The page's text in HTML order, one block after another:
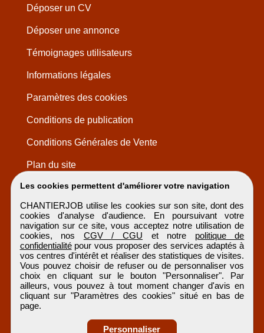
Les cookies permettent d'améliorer votre navigation
CHANTIERJOB utilise les cookies sur son site, dont des
cookies d'analyse d'audience. En poursuivant votre
navigation sur ce site, vous acceptez notre utilisation de
cookies, nos CGV / CGU et notre politique de
confidentialitépour vous proposer des services adaptés à
vos centres d'intérêt et réaliser des statistiques de visites.
Vous pouvez choisir de refuser ou de personnaliser vos
choix en cliquant sur le bouton "Personnaliser". Par
ailleurs, vous pouvez à tout moment changer d'avis en
cliquant sur "Paramètres des cookies" situé en bas de
page.
Personnaliser
Déposer un CV
Déposer une annonce
Témoignages utilisateurs
Informations légales
Paramètres des cookies
Conditions de publication
Conditions Générales de Vente
Plan du site